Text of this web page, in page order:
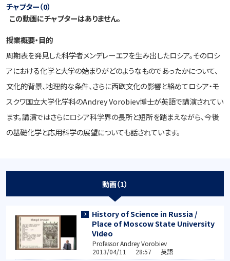
チャプター（0）
この動画にチャプターはありません。
授業概要・目的
周期表を発見した科学者メンデレーエフを生み出したロシア。そのロシ
アにおける化学と大学の始まりがどのようなものであったかについて、
文化的背景、地理的な条件、さらに西欧文化の影響と絡めてロシア・モ
スクワ国立大学化学科のAndrey Vorobiev博士が英語で講演されてい
ます。講演ではさらにロシア科学界の長所と短所を踏まえながら、今後
の基礎化学と応用科学の展望についても話されています。
動画（1）
History of Science in Russia /
Place of Moscow State University
Video
Professor Andrey Vorobiev
2013/04/11 28:57 英語